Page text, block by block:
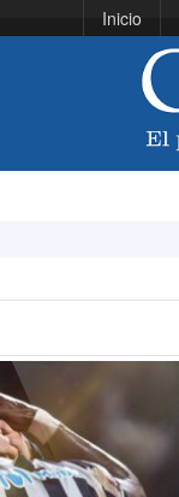
Inicio